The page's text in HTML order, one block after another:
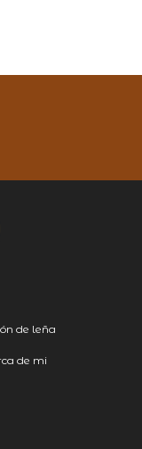
de leña
de mi